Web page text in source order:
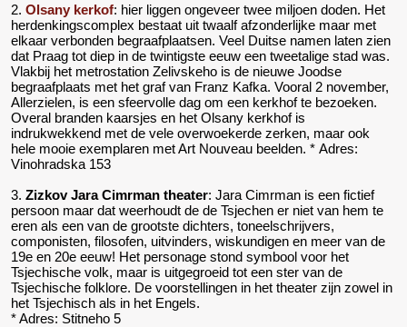
2. Olsany kerkof: hier liggen ongeveer twee miljoen doden. Het
herdenkingscomplex bestaat uit twaalf afzonderlijke maar met
elkaar verbonden begraafplaatsen. Veel Duitse namen laten zien
dat Praag tot diep in de twintigste eeuw een tweetalige stad was.
Vlakbij het metrostation Zelivskeho is de nieuwe Joodse
begraafplaats met het graf van Franz Kafka. Vooral 2 november,
Allerzielen, is een sfeervolle dag om een kerkhof te bezoeken.
Overal branden kaarsjes en het Olsany kerkhof is
indrukwekkend met de vele overwoekerde zerken, maar ook
hele mooie exemplaren met Art Nouveau beelden. * Adres:
Vinohradska 153
3. Zizkov Jara Cimrman theater: Jara Cimrman is een fictief
persoon maar dat weerhoudt de de Tsjechen er niet van hem te
eren als een van de grootste dichters, toneelschrijvers,
componisten, filosofen, uitvinders, wiskundigen en meer van de
19e en 20e eeuw! Het personage stond symbool voor het
Tsjechische volk, maar is uitgegroeid tot een ster van de
Tsjechische folklore. De voorstellingen in het theater zijn zowel in
het Tsjechisch als in het Engels.
* Adres: Stitneho 5